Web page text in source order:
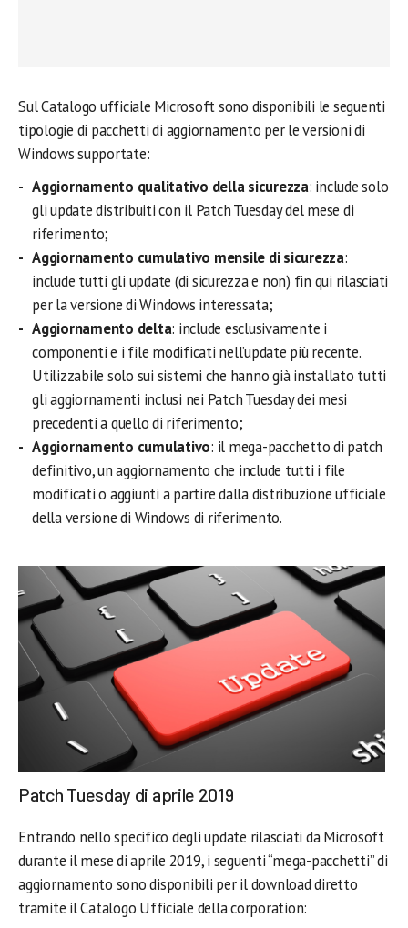
Sul Catalogo ufficiale Microsoft sono disponibili le seguenti
tipologie di pacchetti di aggiornamento per le versioni di
Windows supportate:
Aggiornamento qualitativo della sicurezza: include solo
gli update distribuiti con il Patch Tuesday del mese di
riferimento;
Aggiornamento cumulativo mensile di sicurezza:
include tutti gli update (di sicurezza e non) fin qui rilasciati
per la versione di Windows interessata;
Aggiornamento delta: include esclusivamente i
componenti e i file modificati nell’update più recente.
Utilizzabile solo sui sistemi che hanno già installato tutti
gli aggiornamenti inclusi nei Patch Tuesday dei mesi
precedenti a quello di riferimento;
Aggiornamento cumulativo: il mega-pacchetto di patch
definitivo, un aggiornamento che include tutti i file
modificati o aggiunti a partire dalla distribuzione ufficiale
della versione di Windows di riferimento.
Patch Tuesday di aprile 2019
Entrando nello specifico degli update rilasciati da Microsoft
durante il mese di aprile 2019, i seguenti “mega-pacchetti” di
aggiornamento sono disponibili per il download diretto
tramite il Catalogo Ufficiale della corporation: